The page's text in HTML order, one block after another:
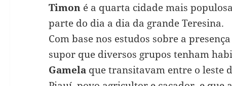
Timoné a quarta cidade mais
parte do dia a dia da grande Teresina.
Com base nos estudos sobre a
supor que diversos grupos tenham
Gamelaque transitavam entre o leste